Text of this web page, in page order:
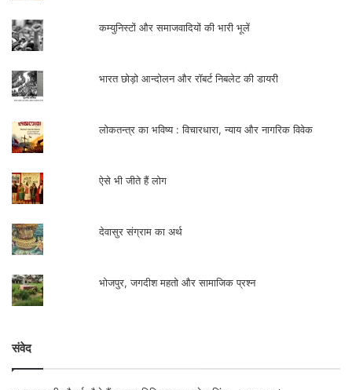
कम्युनिस्टों और समाजवादियों की भारी भूलें
भारत छोड़ो आन्दोलन और रॉबर्ट निबलेट की डायरी
लोकतन्त्र का भविष्य : विचारधारा, न्याय और नागरिक विवेक
ऐसे भी जीते हैं लोग
देवासुर संग्राम का अर्थ
भोजपुर, जगदीश महतो और सामाजिक प्रश्न
संवेद